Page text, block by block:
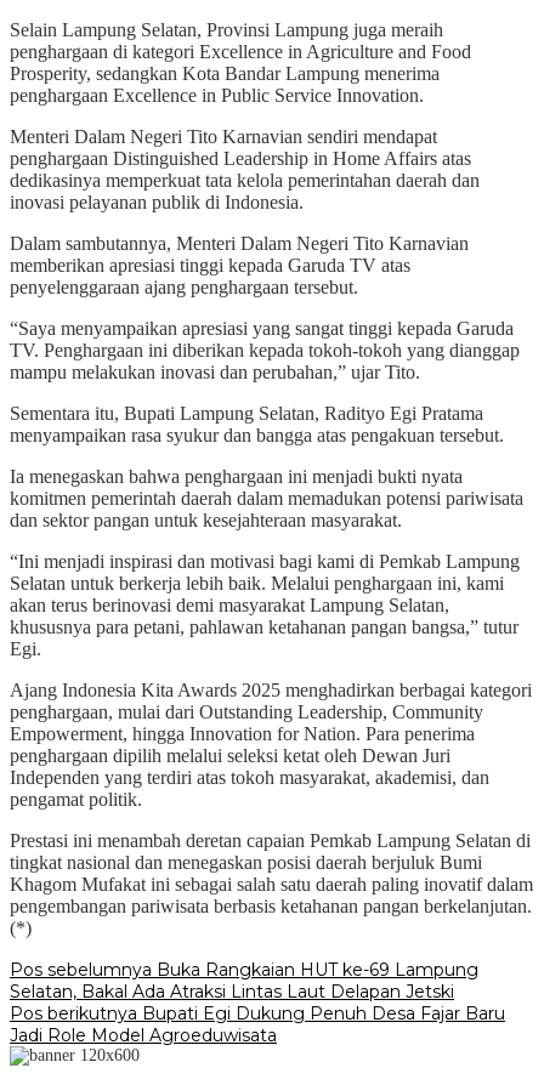
Selain Lampung Selatan, Provinsi Lampung juga meraih
penghargaan di kategori Excellence in Agriculture and Food
Prosperity, sedangkan Kota Bandar Lampung menerima
penghargaan Excellence in Public Service Innovation.
Menteri Dalam Negeri Tito Karnavian sendiri mendapat
penghargaan Distinguished Leadership in Home Affairs atas
dedikasinya memperkuat tata kelola pemerintahan daerah dan
inovasi pelayanan publik di Indonesia.
Dalam sambutannya, Menteri Dalam Negeri Tito Karnavian
memberikan apresiasi tinggi kepada Garuda TV atas
penyelenggaraan ajang penghargaan tersebut.
“Saya menyampaikan apresiasi yang sangat tinggi kepada Garuda
TV. Penghargaan ini diberikan kepada tokoh-tokoh yang dianggap
mampu melakukan inovasi dan perubahan,” ujar Tito.
Sementara itu, Bupati Lampung Selatan, Radityo Egi Pratama
menyampaikan rasa syukur dan bangga atas pengakuan tersebut.
Ia menegaskan bahwa penghargaan ini menjadi bukti nyata
komitmen pemerintah daerah dalam memadukan potensi pariwisata
dan sektor pangan untuk kesejahteraan masyarakat.
“Ini menjadi inspirasi dan motivasi bagi kami di Pemkab Lampung
Selatan untuk berkerja lebih baik. Melalui penghargaan ini, kami
akan terus berinovasi demi masyarakat Lampung Selatan,
khususnya para petani, pahlawan ketahanan pangan bangsa,” tutur
Egi.
Ajang Indonesia Kita Awards 2025 menghadirkan berbagai kategori
penghargaan, mulai dari Outstanding Leadership, Community
Empowerment, hingga Innovation for Nation. Para penerima
penghargaan dipilih melalui seleksi ketat oleh Dewan Juri
Independen yang terdiri atas tokoh masyarakat, akademisi, dan
pengamat politik.
Prestasi ini menambah deretan capaian Pemkab Lampung Selatan di
tingkat nasional dan menegaskan posisi daerah berjuluk Bumi
Khagom Mufakat ini sebagai salah satu daerah paling inovatif dalam
pengembangan pariwisata berbasis ketahanan pangan berkelanjutan.
(*)
Navigasi
pos
Pos sebelumnya Buka Rangkaian HUT ke-69 Lampung
Selatan, Bakal Ada Atraksi Lintas Laut Delapan Jetski
Pos berikutnya Bupati Egi Dukung Penuh Desa Fajar Baru
Jadi Role Model Agroeduwisata